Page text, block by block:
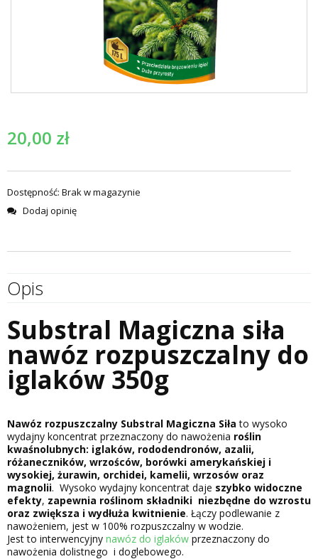
20,00 zł
Dostępność: Brak w magazynie
Dodaj opinię
Opis
Substral Magiczna siła
nawóz rozpuszczalny do
iglaków 350g
Nawóz rozpuszczalny Substral Magiczna Siła to wysoko
wydajny koncentrat przeznaczony do nawożenia roślin
kwaśnolubnych: iglaków, rododendronów, azalii,
różaneczników, wrzośców, borówki amerykańskiej i
wysokiej, żurawin, orchidei, kamelii, wrzosów oraz
magnolii. Wysoko wydajny koncentrat daje szybko widoczne
efekty, zapewnia roślinom składniki niezbędne do wzrostu
oraz zwiększa i wydłuża kwitnienie. Łączy podlewanie z
nawożeniem, jest w 100% rozpuszczalny w wodzie.
Jest to interwencyjny nawóz do iglaków przeznaczony do
nawożenia dolistnego i doglebowego.